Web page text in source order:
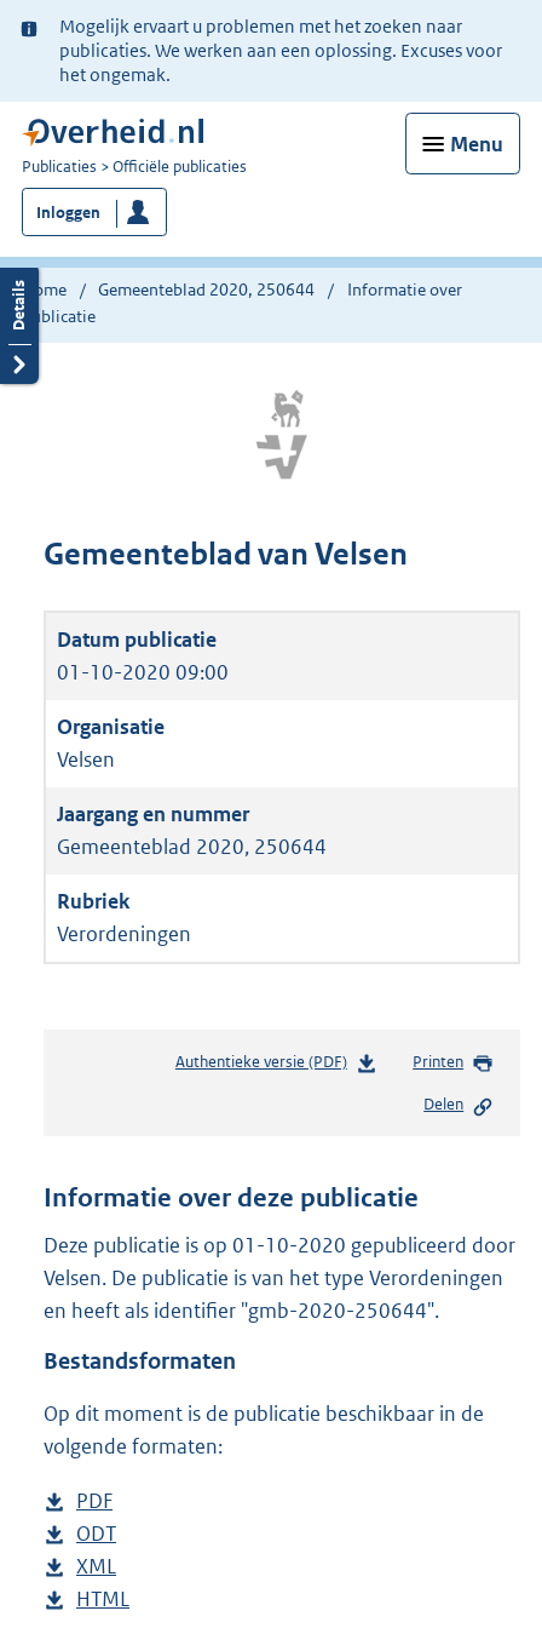
Ter
informatie:
Mogelijk ervaart u problemen met het zoeken naar
publicaties. We werken aan een oplossing. Excuses voor
het ongemak.
Menu
U
bent
nu
hier:
Publicaties Officiële publicaties
Inloggen
Home Gemeenteblad 2020, 250644
Informatie over
publicatie
Gemeenteblad van Velsen
01-10-2020 09:00
Velsen
Gemeenteblad 2020, 250644
Verordeningen
Authentieke versie (PDF)b
n
s
r
o
e
Printen
Delen
Informatie over deze publicatie
Deze publicatie is op 01-10-2020 gepubliceerd door
Velsen. De publicatie is van het type Verordeningen
en heeft als identifier "gmb-2020-250644".
Bestandsformaten
Op dit moment is de publicatie beschikbaar in de
volgende formaten:
D
o
w
n
PDF
e
s
t
D
o
w
ODT
s
D
o
XML
e
D
HTML